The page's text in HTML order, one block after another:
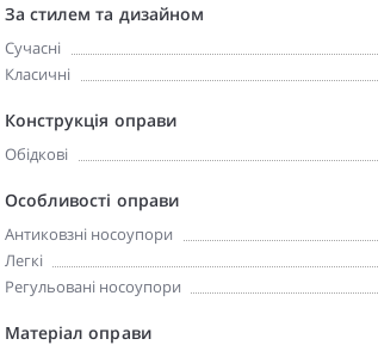
За стилем та дизайном
Сучасні
Класичні
Конструкція оправи
Обідкові
Особливості оправи
Антиковзні носоупори
Легкі
Регульовані носоупори
Матеріал оправи